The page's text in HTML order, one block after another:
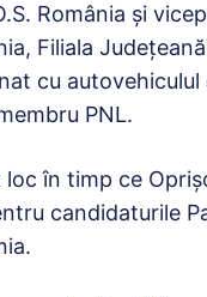
România și
Filiala
cu autovehiculul
PNL.
loc în timp ce
candidaturile